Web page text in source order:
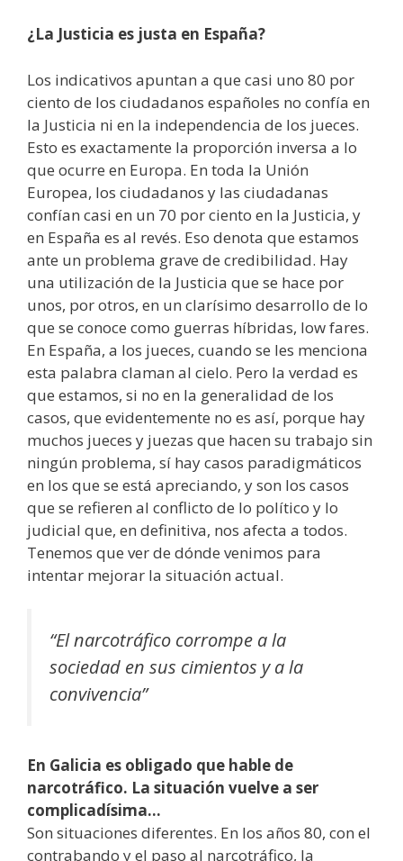
¿La Justicia es justa en España?
Los indicativos apuntan a que casi uno 80 por
ciento de los ciudadanos españoles no confía en
la Justicia ni en la independencia de los jueces.
Esto es exactamente la proporción inversa a lo
que ocurre en Europa. En toda la Unión
Europea, los ciudadanos y las ciudadanas
confían casi en un 70 por ciento en la Justicia, y
en España es al revés. Eso denota que estamos
ante un problema grave de credibilidad. Hay
una utilización de la Justicia que se hace por
unos, por otros, en un clarísimo desarrollo de lo
que se conoce como guerras híbridas, low fares.
En España, a los jueces, cuando se les menciona
esta palabra claman al cielo. Pero la verdad es
que estamos, si no en la generalidad de los
casos, que evidentemente no es así, porque hay
muchos jueces y juezas que hacen su trabajo sin
ningún problema, sí hay casos paradigmáticos
en los que se está apreciando, y son los casos
que se refieren al conflicto de lo político y lo
judicial que, en definitiva, nos afecta a todos.
Tenemos que ver de dónde venimos para
intentar mejorar la situación actual.
“El narcotráfico corrompe a la
sociedad en sus cimientos y a la
convivencia”
En Galicia es obligado que hable de
narcotráfico. La situación vuelve a ser
complicadísima…
Son situaciones diferentes. En los años 80, con el
contrabando y el paso al narcotráfico, la